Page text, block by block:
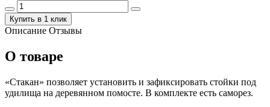
Купить в 1 клик
Описание Отзывы
О товаре
«Стакан» позволяет установить и зафиксировать стойки под
удилища на деревянном помосте. В комплекте есть саморез.